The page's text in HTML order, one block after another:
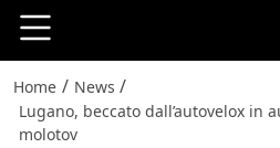
Home / News /
Lugano, beccato dall’autovelox in
molotov